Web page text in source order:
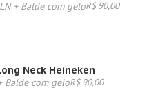
+ Balde com geloR$ 90,00
Neck Heineken
Balde com geloR$ 90,00